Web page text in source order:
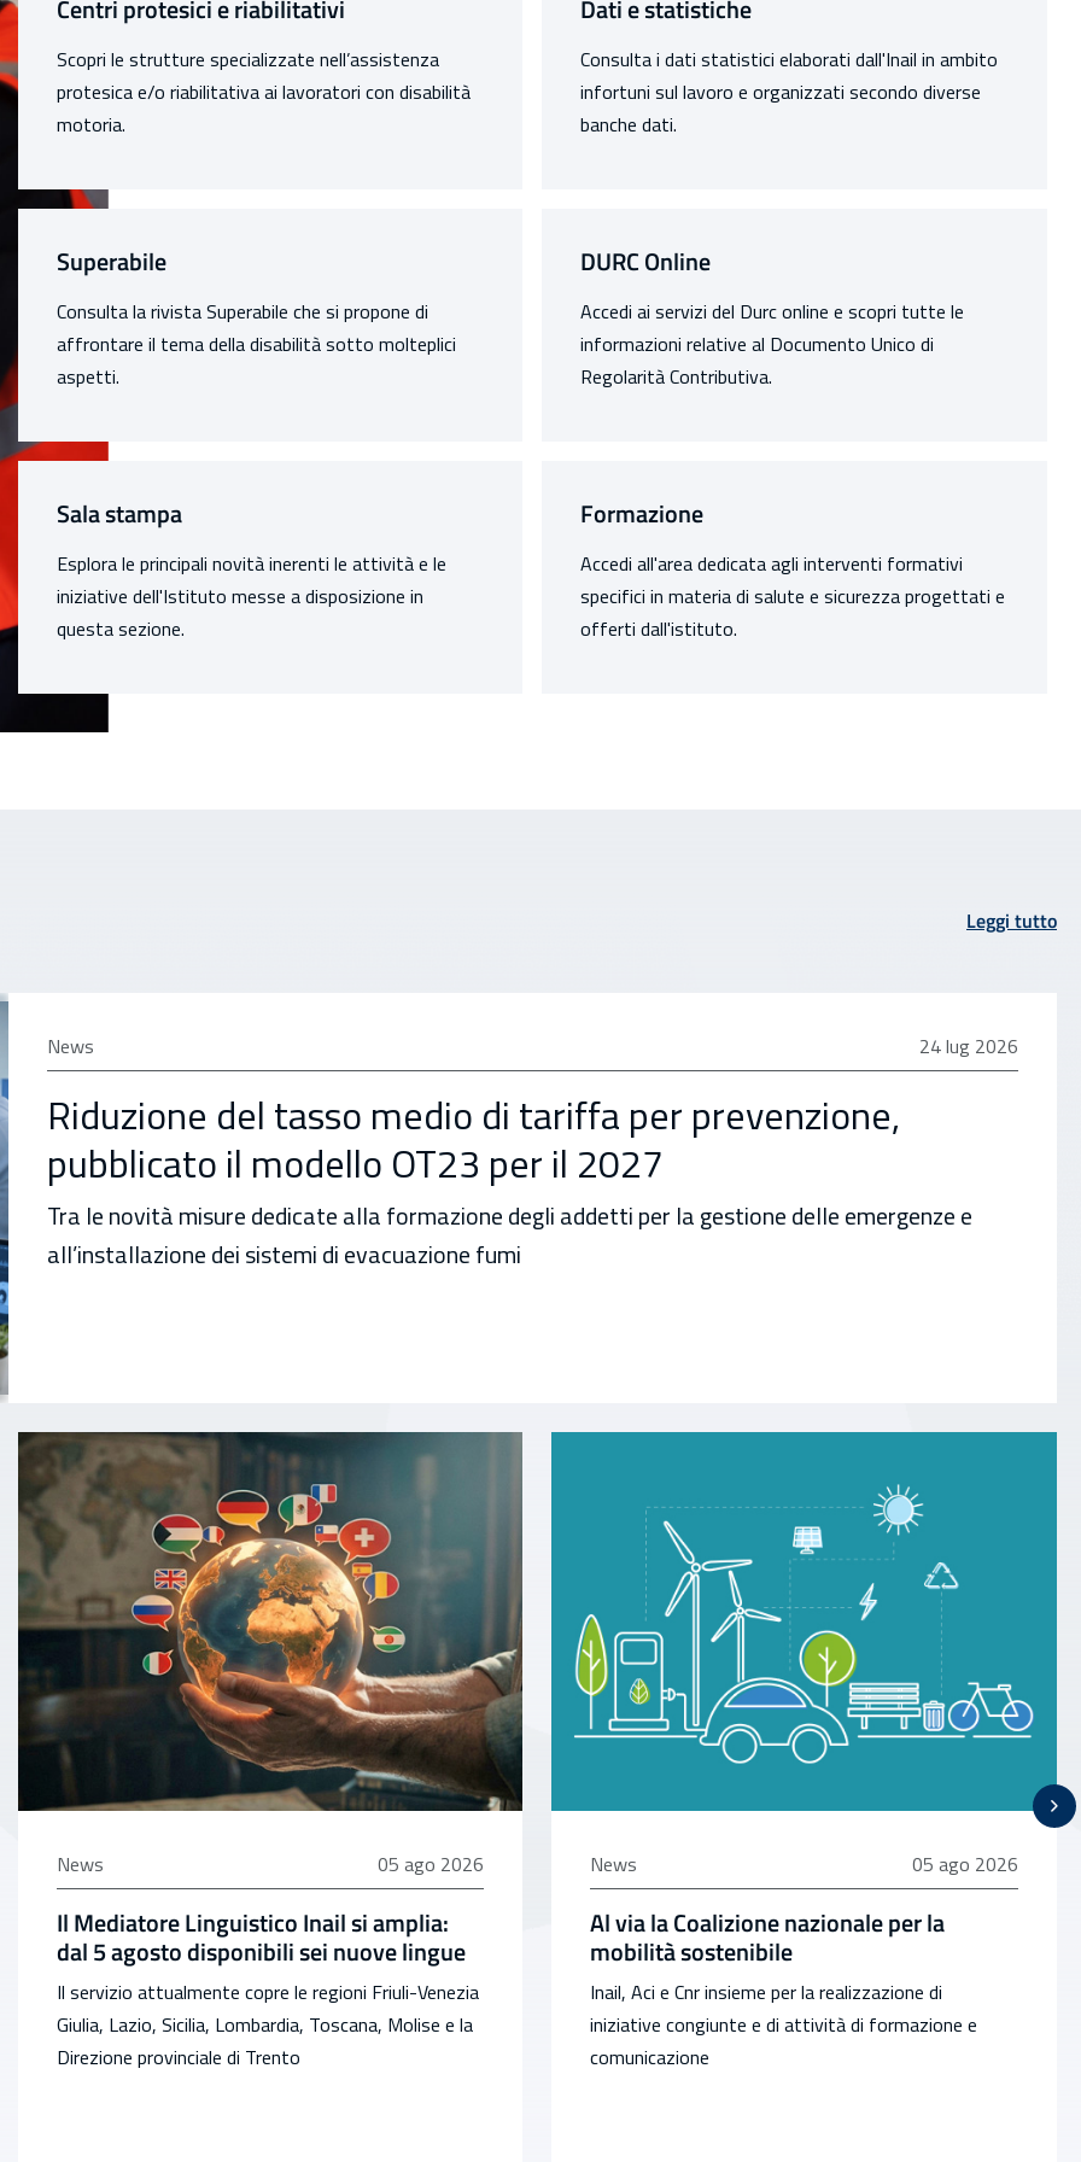
Centri protesici e riabilitativi
Scopri le strutture specializzate nell’assistenza
protesica e/o riabilitativa ai lavoratori con disabilità
motoria.
Dati e statistiche
Consulta i dati statistici elaborati dall'Inail in ambito
infortuni sul lavoro e organizzati secondo diverse
banche dati.
Superabile
Consulta la rivista Superabile che si propone di
affrontare il tema della disabilità sotto molteplici
aspetti.
DURC Online
Accedi ai servizi del Durc online e scopri tutte le
informazioni relative al Documento Unico di
Regolarità Contributiva.
Sala stampa
Esplora le principali novità inerenti le attività e le
iniziative dell'Istituto messe a disposizione in
questa sezione.
Formazione
Accedi all'area dedicata agli interventi formativi
specifici in materia di salute e sicurezza progettati e
offerti dall'istituto.
Leggi tutto
News 24 luglio 2026
24 lug 2026
Riduzione del tasso medio di tariffa per prevenzione,
pubblicato il modello OT23 per il 2027
Tra le novità misure dedicate alla formazione degli addetti per la gestione delle emergenze e
all’installazione dei sistemi di evacuazione fumi
News 05 agosto 2026
05 ago 2026
Il Mediatore Linguistico Inail si amplia:
dal 5 agosto disponibili sei nuove lingue
Il servizio attualmente copre le regioni Friuli-Venezia
Giulia, Lazio, Sicilia, Lombardia, Toscana, Molise e la
Direzione provinciale di Trento
News 05 agosto 2026
05 ago 2026
Al via la Coalizione nazionale per la
mobilità sostenibile
Inail, Aci e Cnr insieme per la realizzazione di
iniziative congiunte e di attività di formazione e
comunicazione